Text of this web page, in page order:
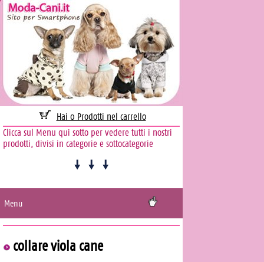
Hai 0 Prodotti nel carrello
Clicca sul Menu qui sotto per vedere tutti i nostri
prodotti, divisi in categorie e sottocategorie
Menu
collare viola cane